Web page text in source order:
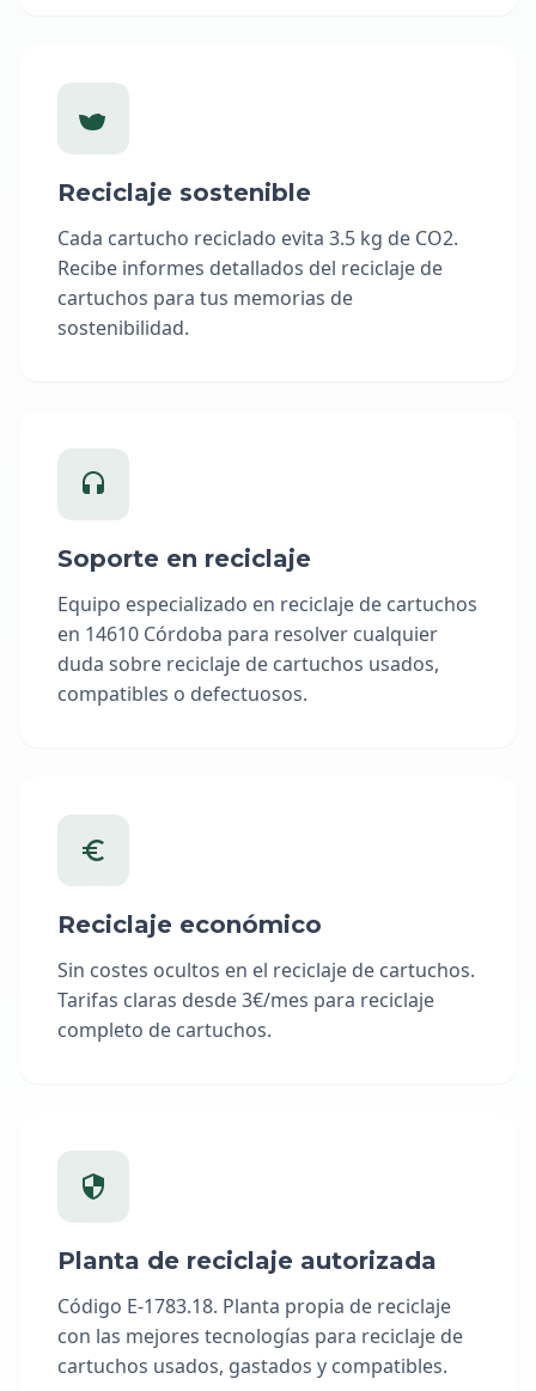
Reciclaje sostenible
Cada cartucho reciclado evita 3.5 kg de CO2.
Recibe informes detallados del reciclaje de
cartuchos para tus memorias de
sostenibilidad.
Soporte en reciclaje
Equipo especializado en reciclaje de cartuchos
en 14610 Córdoba para resolver cualquier
duda sobre reciclaje de cartuchos usados,
compatibles o defectuosos.
Reciclaje económico
Sin costes ocultos en el reciclaje de cartuchos.
Tarifas claras desde 3€/mes para reciclaje
completo de cartuchos.
Planta de reciclaje autorizada
Código E-1783.18. Planta propia de reciclaje
con las mejores tecnologías para reciclaje de
cartuchos usados, gastados y compatibles.